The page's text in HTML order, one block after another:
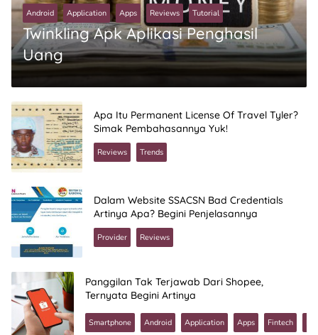
Android Application Apps Reviews Tutorial
Twinkling Apk Aplikasi Penghasil
Uang
Apa Itu Permanent License Of Travel Tyler?
Simak Pembahasannya Yuk!
Reviews Trends
Dalam Website SSACSN Bad Credentials
Artinya Apa? Begini Penjelasannya
Provider Reviews
Panggilan Tak Terjawab Dari Shopee,
Ternyata Begini Artinya
Smartphone Android Application Apps Fintech